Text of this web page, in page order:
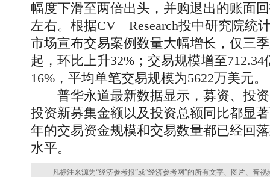
幅度下滑至两倍出头，并购退出的账面
左右。根据CV Research投中研究院统
市场宣布交易案例数量大幅增长，仅三
起，环比上升32%；交易规模增至
16%，平均单笔交易规模为5622万美元。
普华永道最新数据显示，募资、投资
投资新募集金额以及投资总额同比都显
年的交易资金规模和交易数量都已经回
水平。
凡标注来源为“经济参考报”或“经济参考网”的所有文字、图片、音视